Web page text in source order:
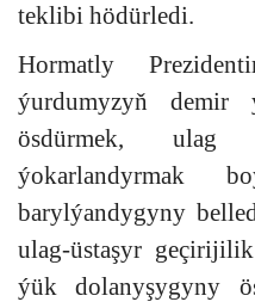
teklibi hödürledi.
Hormatly
ýurdumyzyň demir
ösdürmek, ulag
ýokarlandyrmak
barylýandygyny
ulag-üstaşyr
ýük dolanyşygyny